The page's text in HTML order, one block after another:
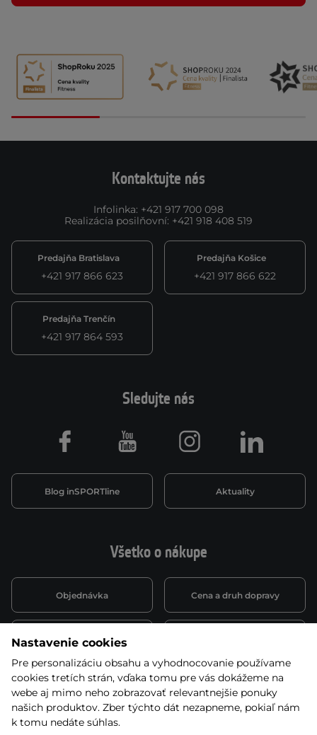
Kontaktujte nás
Infolinka: +421 917 700 098
Realizácia posilňovní: +421 918 408 519
Predajňa Bratislava
+421 917 866 623
Predajňa Košice
+421 917 866 622
Predajňa Trenčín
+421 917 864 593
Všetko o nákupe
Objednávka Cena a druh dopravy
Spôsob platby
Montáž a servis Reklamácie a záruka
Kariéra
Sledujte nás
Blog inSPORTline Aktuality
Facebook Youtube Instagram LinkedIn
Nastavenie cookies
Pre personalizáciu obsahu a vyhodnocovanie používame
cookies tretích strán, vďaka tomu pre vás dokážeme na
webe aj mimo neho zobrazovať relevantnejšie ponuky
našich produktov. Zber týchto dát nezapneme, pokiaľ nám
k tomu nedáte súhlas.